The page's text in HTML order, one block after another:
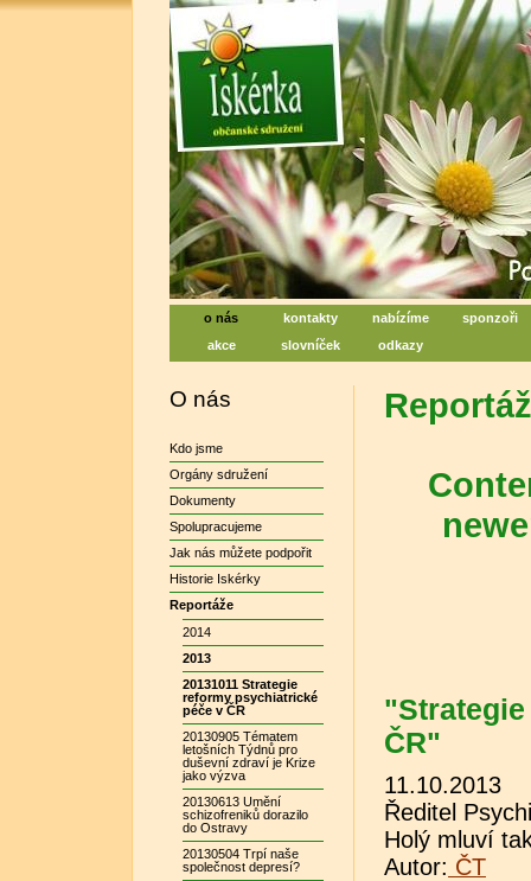
Iskérka, sociální centrum
Centrum na podporu duševního zdraví
o nás kontakty nabízíme
sponzoři
akce
slovníček odkazy
O nás
Kdo jsme
Orgány sdružení
Dokumenty
Spolupracujeme
Jak nás můžete podpořit
Historie Iskérky
Reportáže
2014
2013
20131011 Strategie
reformy psychiatrické
péče v ČR
20130905 Tématem
letošních Týdnů pro
duševní zdraví je Krize
jako výzva
20130613 Umění
schizofreniků dorazilo
do Ostravy
20130504 Trpí naše
společnost depresí?
ČR"
11.10.2013
Ředitel
Holý mluví
Autor: ČT